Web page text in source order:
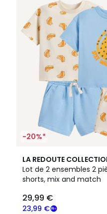
-20%*
LA REDOUTE
Lot de 2 ensembles 2
shorts, mix and match
23,99 €
29,99 €